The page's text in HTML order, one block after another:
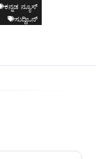
ಕನ್ನಡ ನ್ಯೂಸ್
ಸುದ್ದಿಒನ್